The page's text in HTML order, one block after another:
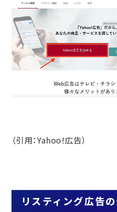
（引用：Yahoo!広告）
リスティング広告